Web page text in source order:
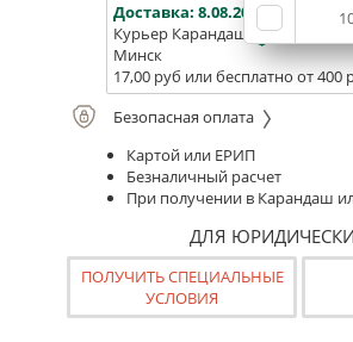
Доставка: 8.08.2026
Курьер Карандаш
Минск
17,00 руб или бесплатно от 400
Безопасная оплата
Картой или ЕРИП
Безналичный расчет
При получении в Карандаш
ДЛЯ
ПОЛУЧИТЬ СПЕЦИАЛЬНЫЕ
УСЛОВИЯ